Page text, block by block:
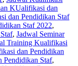
KUalifikasi dan
dan Pendidikan Staf
Staf 2022,
, Jadwal Seminar
Training Kualifikasi
dan Pendidikan
Pendidikan Staf,